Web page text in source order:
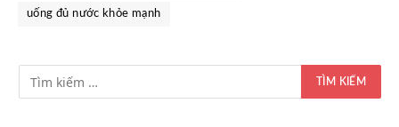
uống đủ nước khỏe mạnh